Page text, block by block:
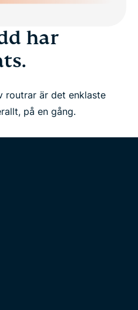
har
routrar är det enklaste
på en gång.